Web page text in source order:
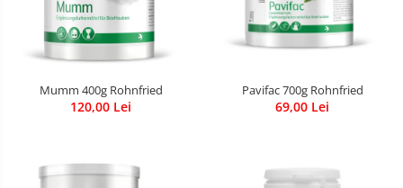
Mumm 400g Rohnfried
120,00 Lei
Pavifac 700g Rohnfried
69,00 Lei